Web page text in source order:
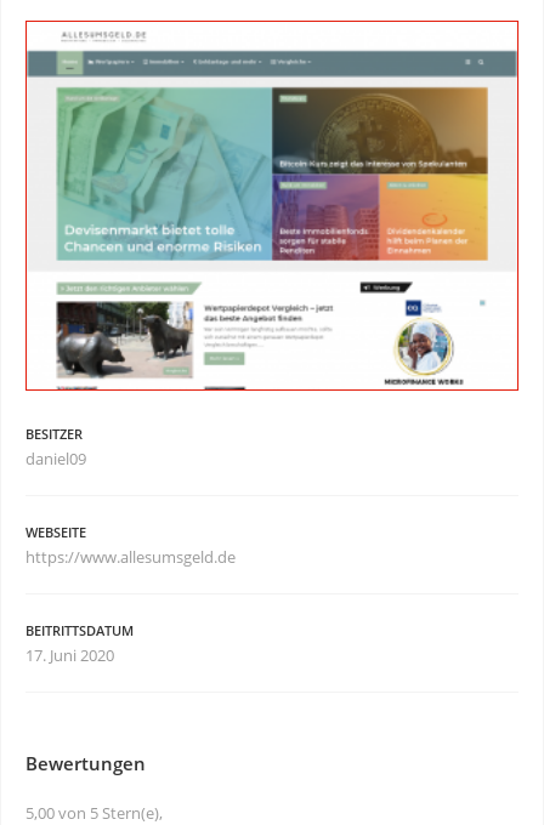
BESITZER
daniel09
WEBSEITE
https://www.allesumsgeld.de
BEITRITTSDATUM
17. Juni 2020
Bewertungen
5,00 von 5 Stern(e),